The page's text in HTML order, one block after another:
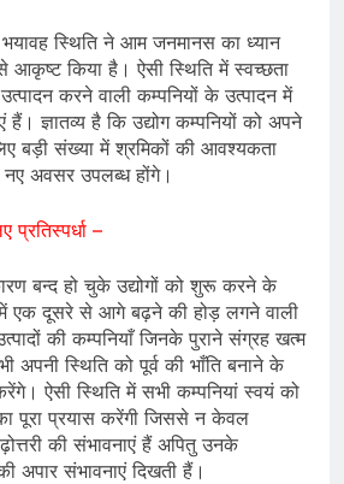
स्थिति ने आम जनमानस का ध्यान
आकृष्ट किया है। ऐसी स्थिति में स्वच्छता
करने वाली कम्पनियों के उत्पादन में
हैं। ज्ञातव्य है कि उद्योग कम्पनियों को अपने
बड़ी संख्या में श्रमिकों की आवश्यकता
नए अवसर उपलब्ध होंगे।
प्रतिस्पर्धा –
बन्द हो चुके उद्योगों को शुरू करने के
में एक दूसरे से आगे बढ़ने की होड़ लगने वाली
की कम्पनियाँ जिनके पुराने संग्रह खत्म
अपनी स्थिति को पूर्व की भाँति बनाने के
ऐसी स्थिति में सभी कम्पनियां स्वयं को
पूरा प्रयास करेंगी जिससे न केवल
की संभावनाएं हैं अपितु उनके
अपार संभावनाएं दिखती हैं।